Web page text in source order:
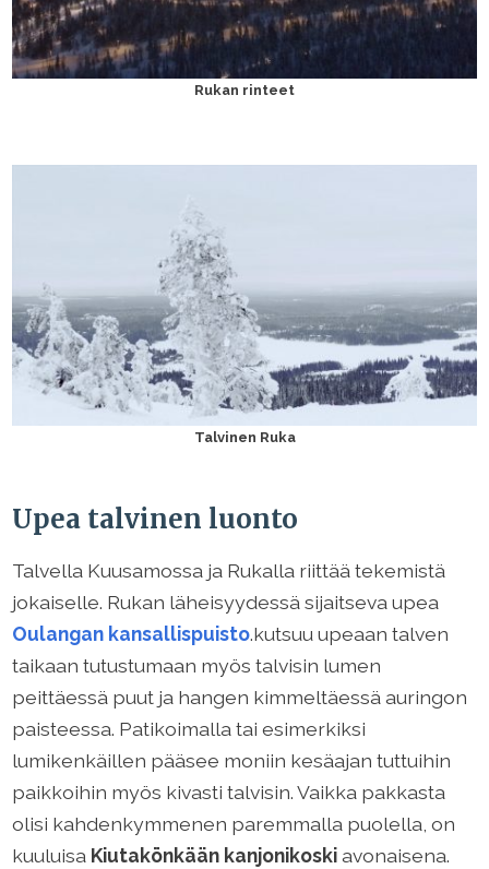
Rukan rinteet
Talvinen Ruka
Upea talvinen luonto
Talvella Kuusamossa ja Rukalla riittää tekemistä
jokaiselle. Rukan läheisyydessä sijaitseva upea
Oulangan kansallispuisto.kutsuu upeaan talven
taikaan tutustumaan myös talvisin lumen
peittäessä puut ja hangen kimmeltäessä auringon
paisteessa. Patikoimalla tai esimerkiksi
lumikenkäillen pääsee moniin kesäajan tuttuihin
paikkoihin myös kivasti talvisin. Vaikka pakkasta
olisi kahdenkymmenen paremmalla puolella, on
kuuluisa Kiutakönkään kanjonikoskiavonaisena.